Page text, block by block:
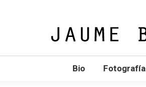
Bio Fotografía